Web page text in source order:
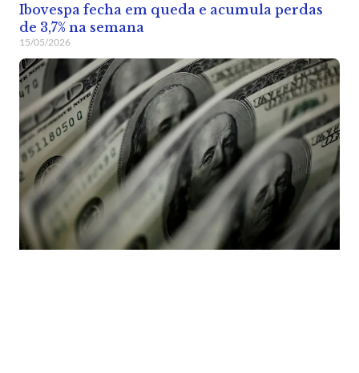
Ibovespa fecha em queda e acumula perdas
de 3,7% na semana
15/05/2026